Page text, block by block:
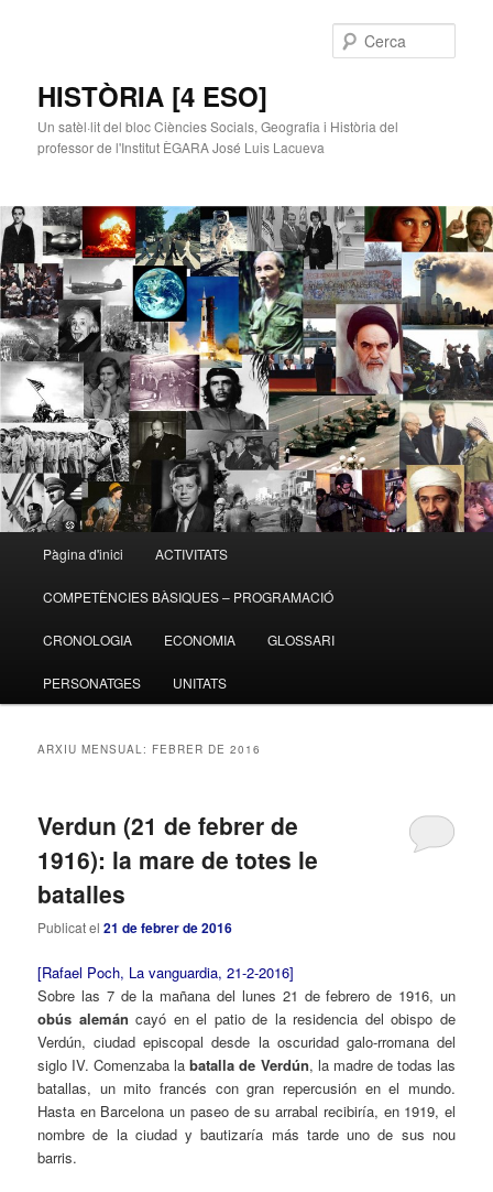
HISTÒRIA [4 ESO]
Un satèl·lit del bloc Ciències Socials, Geografia i Història del
professor de l'Institut ÈGARA José Luis Lacueva
Aneu
al
contingut
Aneu
al
contingut
Pàgina d'inici ACTIVITATS
COMPETÈNCIES BÀSIQUES – PROGRAMACIÓ
CRONOLOGIA ECONOMIA GLOSSARI
PERSONATGES UNITATS
ARXIU MENSUAL: FEBRER DE 2016
Verdun (21 de febrer de
1916): la mare de totes le
batalles
Publicat el21 de febrer de 2016
[Rafael Poch, La vanguardia, 21-2-2016]
Sobre las 7 de la mañana del lunes 21 de febrero de 1916, un
obús alemáncayó en el patio de la residencia del obispo de
Verdún, ciudad episcopal desde la oscuridad galo-rromana del
siglo IV. Comenzaba labatalla de Verdún, la madre de todas las
batallas, un mito francés con gran repercusión en el mundo.
Hasta en Barcelona un paseo de su arrabal recibiría, en 1919, el
nombre de la ciudad y bautizaría más tarde uno de sus nou
barris.